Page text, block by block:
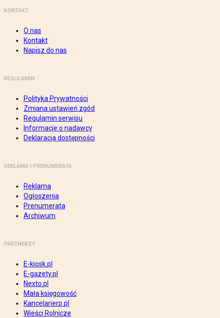
KONTAKT
O nas
Kontakt
Napisz do nas
REGULAMIN
Polityka Prywatności
Zmiana ustawień zgód
Regulamin serwisu
Informacje o nadawcy
Deklaracja dostępności
REKLAMA I PRENUMERATA
Reklama
Ogłoszenia
Prenumerata
Archiwum
PARTNERZY
E-kiosk.pl
E-gazety.pl
Nexto.pl
Mała księgowość
Kancelarierp.pl
Wieści Rolnicze